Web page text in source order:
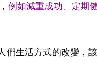
例如減重成功、定期
們生活方式的改變，